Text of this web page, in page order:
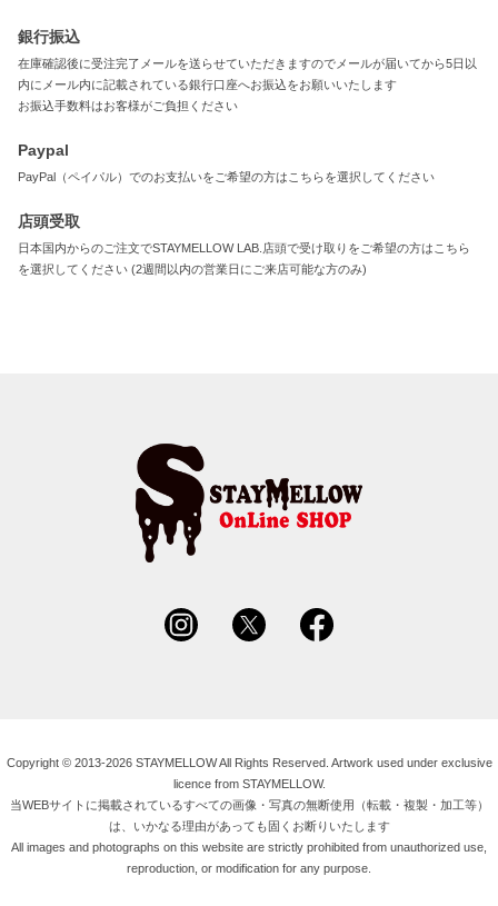
銀行振込
在庫確認後に受注完了メールを送らせていただきますのでメールが届いてから5日以
内にメール内に記載されている銀行口座へお振込をお願いいたします
お振込手数料はお客様がご負担ください
Paypal
PayPal（ペイパル）でのお支払いをご希望の方はこちらを選択してください
店頭受取
日本国内からのご注文でSTAYMELLOW LAB.店頭で受け取りをご希望の方はこちら
を選択してください (2週間以内の営業日にご来店可能な方のみ)
Copyright © 2013-2026 STAYMELLOW All Rights Reserved. Artwork used under exclusive
licence from STAYMELLOW.
当WEBサイトに掲載されているすべての画像・写真の無断使用（転載・複製・加工等）
は、いかなる理由があっても固くお断りいたします
All images and photographs on this website are strictly prohibited from unauthorized use,
reproduction, or modification for any purpose.